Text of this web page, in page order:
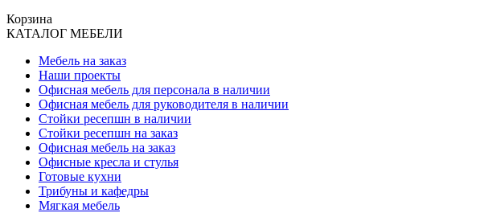
Корзина
КАТАЛОГ МЕБЕЛИ
Мебель на заказ
Наши проекты
Офисная мебель для персонала в наличии
Офисная мебель для руководителя в наличии
Стойки ресепшн в наличии
Стойки ресепшн на заказ
Офисная мебель на заказ
Офисные кресла и стулья
Готовые кухни
Трибуны и кафедры
Мягкая мебель